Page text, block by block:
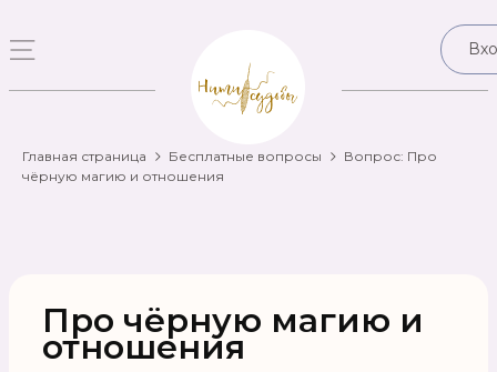
Главная страница Бесплатные вопросы
Вопрос: Про
чёрную магию и отношения
Про чёрную магию и
отношения